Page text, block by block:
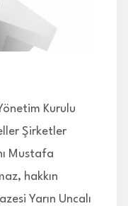
Kurulu
Şirketler
Mustafa
hakkın
Yarın Uncalı